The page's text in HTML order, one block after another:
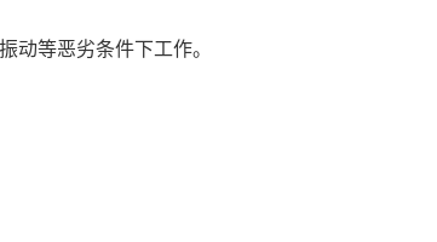
动等恶劣条件下工作。